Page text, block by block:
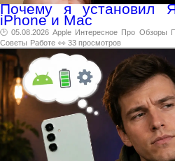
Почему я установил
iPhone и Mac
🕑 05.08.2026 Apple Интересное Про Обзоры
Советы Работе 👀 33 просмотров